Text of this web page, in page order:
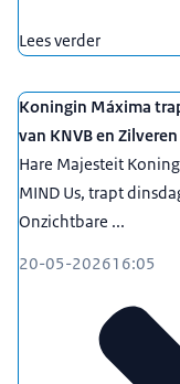
Lees verder
Koningin Máxima
van KNVB en
Hare Majesteit
MIND Us, trapt
Onzichtbare ...
20-05-202616:05